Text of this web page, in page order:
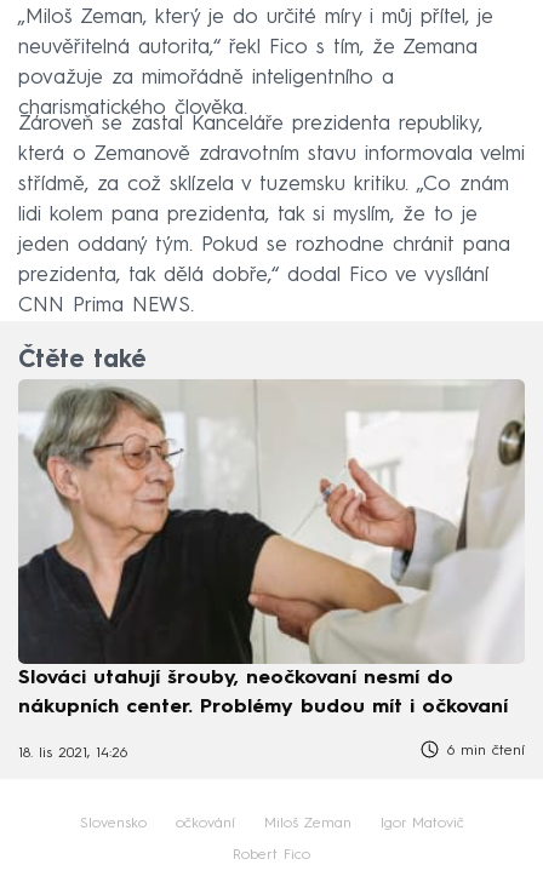
„Miloš Zeman, který je do určité míry i můj přítel, je
neuvěřitelná autorita,“ řekl Fico s tím, že Zemana
považuje za mimořádně inteligentního a
charismatického člověka.
Zároveň se zastal Kanceláře prezidenta republiky,
která o Zemanově zdravotním stavu informovala velmi
střídmě, za což sklízela v tuzemsku kritiku. „Co znám
lidi kolem pana prezidenta, tak si myslím, že to je
jeden oddaný tým. Pokud se rozhodne chránit pana
prezidenta, tak dělá dobře,“ dodal Fico ve vysílání
CNN Prima NEWS.
Čtěte také
Slováci utahují šrouby, neočkovaní nesmí do
nákupních center. Problémy budou mít i očkovaní
18. lis 2021, 14:26 6 min čtení
Slovensko očkování Miloš Zeman Igor Matovič
Robert Fico